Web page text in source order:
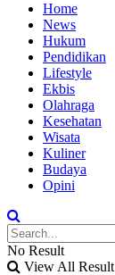
Home
News
Hukum
Pendidikan
Lifestyle
Ekbis
Olahraga
Kesehatan
Wisata
Kuliner
Budaya
Opini
No Result
View All Result